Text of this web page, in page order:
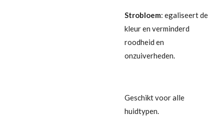
Strobloem: egaliseert de
kleur en verminderd
roodheid en
onzuiverheden.
Geschikt voor alle
huidtypen.